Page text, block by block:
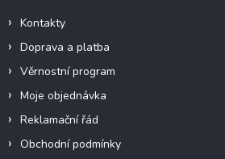
Kontakty
Doprava a platba
Věrnostní program
Moje objednávka
Reklamační řád
Obchodní podmínky